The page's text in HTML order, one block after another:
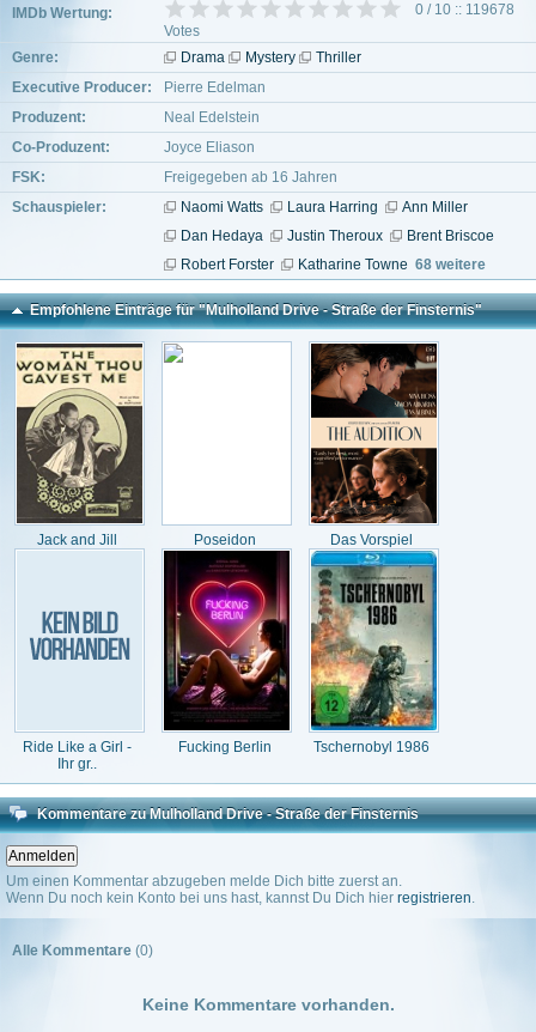
IMDb Wertung:
0 / 10 :: 119678
Votes
Genre:
Drama Mystery
Thriller
Executive Producer:
Pierre Edelman
Produzent:
Neal Edelstein
Co-Produzent:
Joyce Eliason
FSK:
Freigegeben ab 16 Jahren
Schauspieler:
Naomi Watts Laura Harring
Ann Miller
Dan Hedaya
Justin Theroux
Brent Briscoe
Robert Forster
Katharine Towne 68 weitere
Empfohlene Einträge für "Mulholland Drive - Straße der Finsternis"
Jack and Jill Poseidon Das Vorspiel
Ride Like a Girl -
Ihr gr..
Fucking Berlin Tschernobyl 1986
Kommentare zu Mulholland Drive - Straße der Finsternis
Um einen Kommentar abzugeben melde Dich bitte zuerst an.
Wenn Du noch kein Konto bei uns hast, kannst Du Dich hier registrieren.
Alle Kommentare (0)
Keine Kommentare vorhanden.